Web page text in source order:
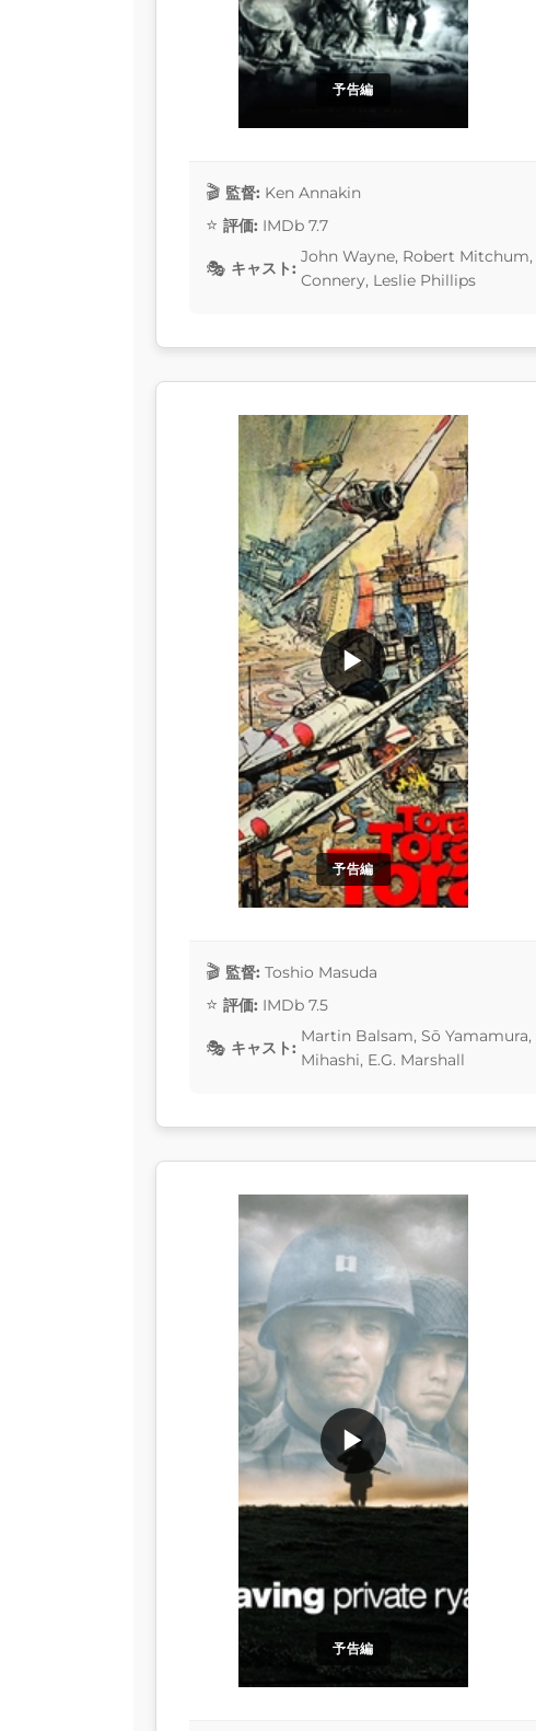
予告編
監督: Ken Annakin
評価: IMDb 7.7
キャスト:
John Wayne, Robert
Connery, Leslie Phillips
予告編
▶
監督: Toshio Masuda
評価: IMDb 7.5
キャスト:
Martin Balsam, Sō
Mihashi, E.G. Marshall
予告編
▶